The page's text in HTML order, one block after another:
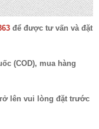
để được tư vấn và đặt
(COD), mua hàng
lên vui lòng đặt trước